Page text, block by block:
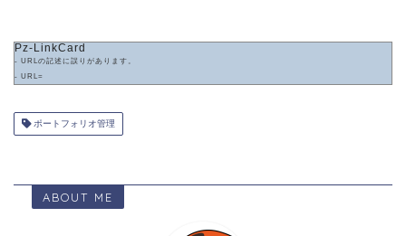
Pz-LinkCard
- URLの記述に誤りがあります。
- URL=
ポートフォリオ管理
ABOUT ME